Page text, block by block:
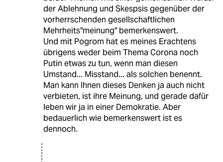
der Ablehnung und Skespsis gegenüber der
vorherrschenden gesellschaftlichen
Mehrheits"meinung" bemerkenswert.
Und mit Pogrom hat es meines Erachtens
übrigens weder beim Thema Corona noch
Putin etwas zu tun, wenn man diesen
Umstand... Misstand... als solchen benennt.
Man kann Ihnen dieses Denken ja auch nicht
verbieten, ist ihre Meinung, und gerade dafür
leben wir ja in einer Demokratie. Aber
bedauerlich wie bemerkenswert ist es
dennoch.